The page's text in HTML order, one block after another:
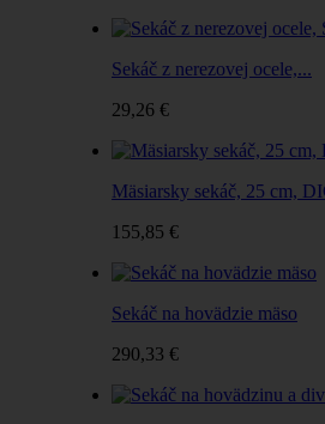
Sekáč z nerezovej ocele,...
29,26 €
Mäsiarsky sekáč, 25 cm,
155,85 €
Sekáč na hovädzie mäso
290,33 €